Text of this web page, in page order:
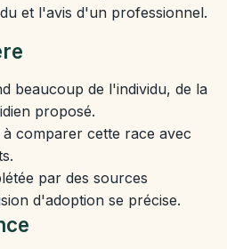
et l'avis d'un professionnel.
beaucoup de l'individu, de la
proposé.
comparer cette race avec
par des sources
d'adoption se précise.